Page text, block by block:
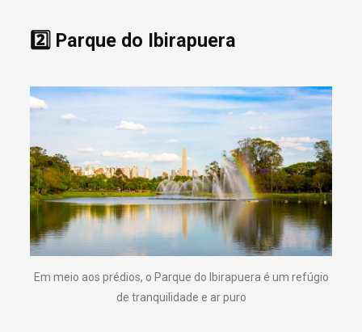
2️⃣ Parque do Ibirapuera
Em meio aos prédios, o Parque do Ibirapuera é um refúgio
de tranquilidade e ar puro